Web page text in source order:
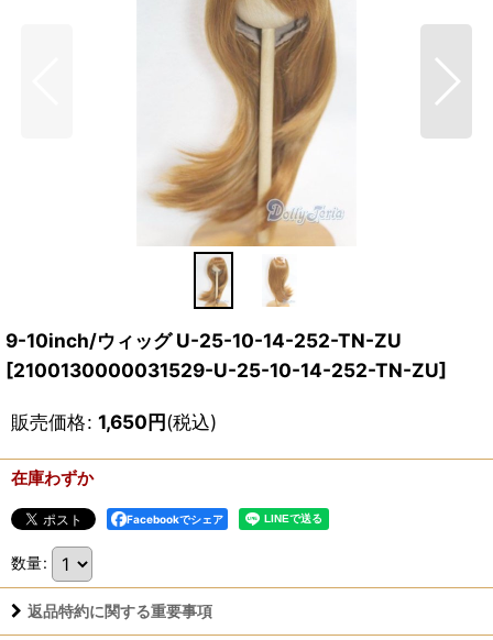
9-10inch/ウィッグ U-25-10-14-252-TN-ZU
[2100130000031529-U-25-10-14-252-TN-ZU]
販売価格: 1,650円(税込)
在庫わずか
Facebookでシェア
数量:
返品特約に関する重要事項